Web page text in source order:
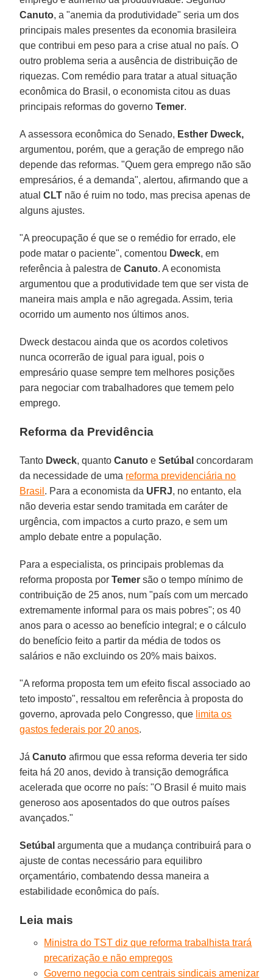
Canuto, a "anemia da produtividade" seria um dos
principais males presentes da economia brasileira
que contribui em peso para a crise atual no país. O
outro problema seria a ausência de distribuição de
riquezas. Com remédio para tratar a atual situação
econômica do Brasil, o economista citou as duas
principais reformas do governoTemer.
A assessora econômica do Senado, Esther Dweck,
argumentou, porém, que a geração de emprego não
depende das reformas. "Quem gera emprego não são
empresários, é a demanda", alertou, afirmando que a
atualCLT não é ruim no todo, mas precisa apenas de
alguns ajustes.
"A preocupação é que se o remédio for errado, ele
pode matar o paciente", comentou Dweck, em
referência à palestra deCanuto. A economista
argumentou que a produtividade tem que ser vista de
maneira mais ampla e não agregada. Assim, teria
ocorrido um aumento nos últimos anos.
Dweck destacou ainda que os acordos coletivos
nunca ocorrerão de igual para igual, pois o
empresário quase sempre tem melhores posições
para negociar com trabalhadores que temem pelo
emprego.
Reforma da Previdência
Tanto Dweck, quantoCanuto eSetúbal concordaram
da necessidade de uma reforma previdenciária no
Brasil . Para a economista da UFRJ, no entanto, ela
não deveria estar sendo tramitada em caráter de
urgência, com impactos a curto prazo, e sem um
amplo debate entre a população.
Para a especialista, os principais problemas da
reforma proposta porTemer são o tempo mínimo de
contribuição de 25 anos, num "país com um mercado
extremamente informal para os mais pobres"; os 40
anos para o acesso ao benefício integral; e o cálculo
do benefício feito a partir da média de todos os
salários e não excluindo os 20% mais baixos.
"A reforma proposta tem um efeito fiscal associado ao
teto imposto", ressaltou em referência à proposta do
governo, aprovada pelo Congresso, que limita os
gastos federais por 20 anos.
JáCanuto afirmou que essa reforma deveria ter sido
feita há 20 anos, devido à transição demográfica
acelerada que ocorre no país: "O Brasil é muito mais
generoso aos aposentados do que outros países
avançados."
Setúbal argumenta que a mudança contribuirá para o
ajuste de contas necessário para equilibro
orçamentário, combatendo dessa maneira a
estabilidade econômica do país.
Leia mais
Ministra do TST diz que reforma trabalhista trará
precarização e não empregos
Governo negocia com centrais sindicais amenizar